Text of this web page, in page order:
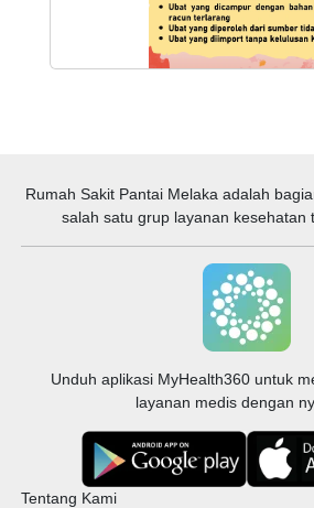
Tunjuk Semua
Rumah Sakit Pantai Melaka adalah
salah satu grup layanan kesehatan
Unduh aplikasi MyHealth360 untuk
layanan medis dengan
Tentang Kami